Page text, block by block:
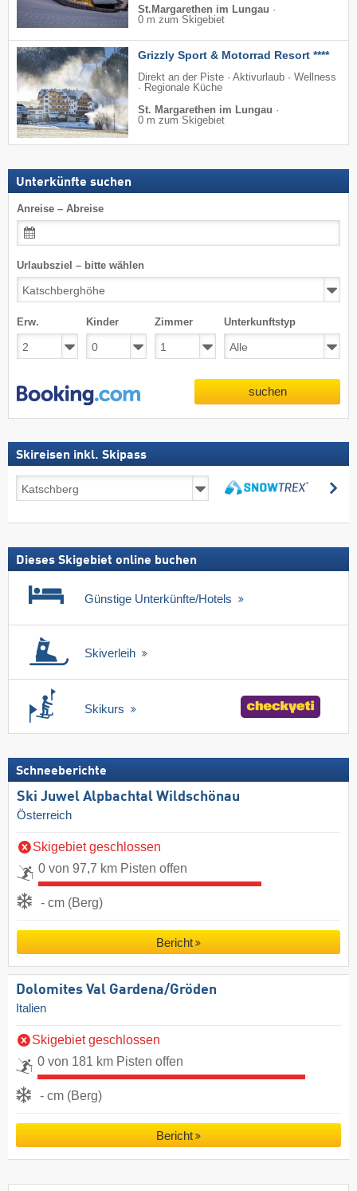
St.Margarethen im Lungau ·
0 m zum Skigebiet
Grizzly Sport & Motorrad Resort ****
Direkt an der Piste · Aktivurlaub · Wellness
· Regionale Küche
St. Margarethen im Lungau ·
0 m zum Skigebiet
Unterkünfte suchen
Anreise – Abreise
Urlaubsziel – bitte wählen
Erw. Kinder Zimmer Unterkunftstyp
suchen
Skireisen inkl. Skipass
Skireisen
inkl.
Dieses Skigebiet online buchen
Günstige Unterkünfte/Hotels
Skiverleih
Skikurs
Schneeberichte
Ski Juwel Alpbachtal Wildschönau
Österreich
Skigebiet geschlossen
0 von 97,7 km Pisten offen
- cm (Berg)
Bericht
Dolomites Val Gardena/​Gröden
Italien
Skigebiet geschlossen
0 von 181 km Pisten offen
- cm (Berg)
Bericht